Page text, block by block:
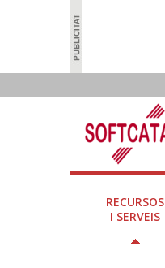
RECURSOS
I SERVEIS